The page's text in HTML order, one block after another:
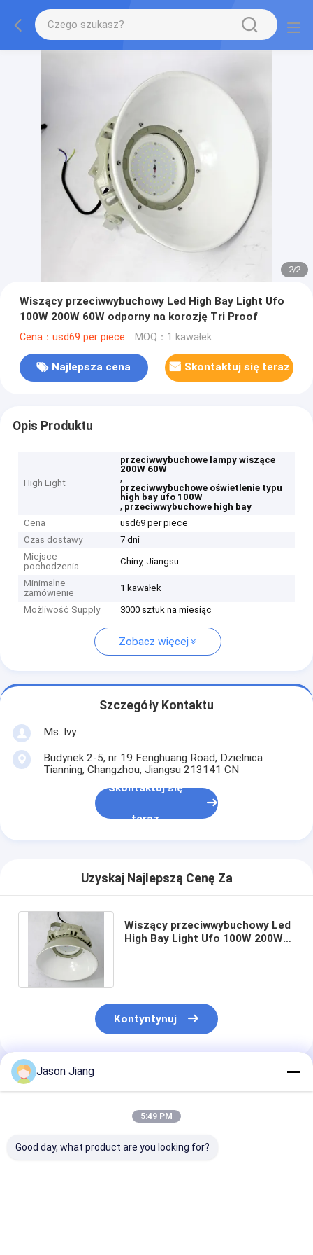
2/2
Wiszący przeciwwybuchowy Led High Bay Light Ufo
100W 200W 60W odporny na korozję Tri Proof
Cena：usd69 per piece MOQ：1 kawałek
Najlepsza cena Skontaktuj się teraz
Opis Produktu
High Light
przeciwwybuchowe lampy wiszące
200W 60W
,
przeciwwybuchowe oświetlenie typu
high bay ufo 100W
, przeciwwybuchowe high bay
Cena
usd69 per piece
Czas dostawy
7 dni
Miejsce
pochodzenia
Chiny, Jiangsu
Minimalne
zamówienie
1 kawałek
Możliwość Supply 3000 sztuk na miesiąc
Zobacz więcej
Szczegóły Kontaktu
Ms. Ivy
Budynek 2-5, nr 19 Fenghuang Road, Dzielnica
Tianning, Changzhou, Jiangsu 213141 CN
Skontaktuj się
teraz
Uzyskaj Najlepszą Cenę Za
Wiszący przeciwwybuchowy Led
High Bay Light Ufo 100W 200W
Kontyntynuj
Polecane Produkty
Jason Jiang
5:49 PM
Good day, what product are you looking for?